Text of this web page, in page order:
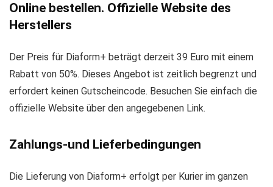
Online bestellen. Offizielle Website des
Herstellers
Der Preis für Diaform+ beträgt derzeit 39 Euro mit einem
Rabatt von 50%. Dieses Angebot ist zeitlich begrenzt und
erfordert keinen Gutscheincode. Besuchen Sie einfach die
offizielle Website über den angegebenen Link.
Zahlungs-und Lieferbedingungen
Die Lieferung von Diaform+ erfolgt per Kurier im ganzen